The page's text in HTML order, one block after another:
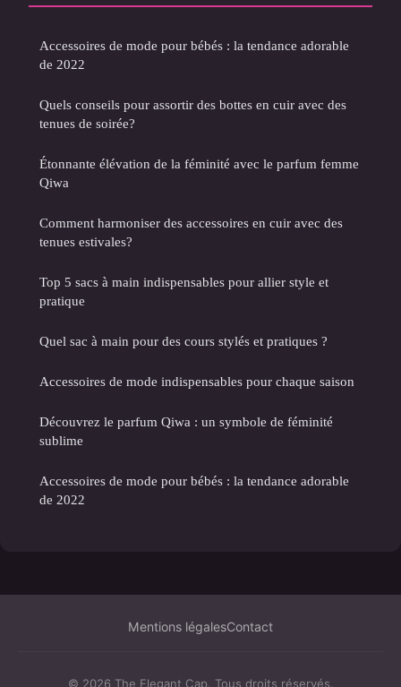
Accessoires de mode pour bébés : la tendance adorable
de 2022
Quels conseils pour assortir des bottes en cuir avec des
tenues de soirée?
Étonnante élévation de la féminité avec le parfum femme
Qiwa
Comment harmoniser des accessoires en cuir avec des
tenues estivales?
Top 5 sacs à main indispensables pour allier style et
pratique
Quel sac à main pour des cours stylés et pratiques ?
Accessoires de mode indispensables pour chaque saison
Découvrez le parfum Qiwa : un symbole de féminité
sublime
Accessoires de mode pour bébés : la tendance adorable
de 2022
Mentions légalesContact
© 2026 The Elegant Cap. Tous droits réservés.